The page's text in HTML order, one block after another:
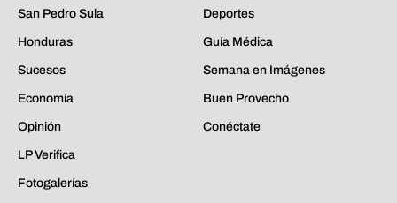
San Pedro Sula
Honduras
Sucesos
Economía
Opinión
LP Verifica
Fotogalerías
Deportes
Guía Médica
Semana en Imágenes
Buen Provecho
Conéctate